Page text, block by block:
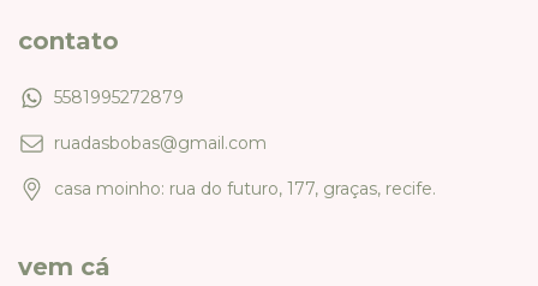
contato
5581995272879
ruadasbobas@gmail.com
casa moinho: rua do futuro, 177, graças, recife.
vem cá